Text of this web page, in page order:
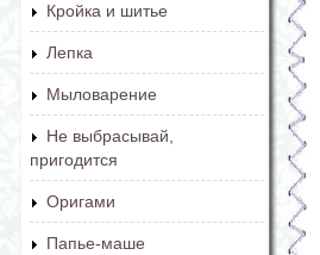
Кройка и шитье
Лепка
Мыловарение
Не выбрасывай,
пригодится
Оригами
Папье-маше